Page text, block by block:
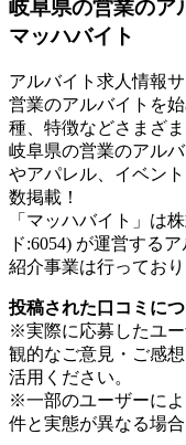
岐阜県の営業のア
マッハバイト
アルバイト求人情報
営業のアルバイトを
種、特徴などさまざ
岐阜県の営業のアル
やアパレル、イベン
数掲載！
「マッハバイト」は
ド:6054) が運営する
紹介事業は行っており
投稿された口コミに
※実際に応募したユ
観的なご意見・ご感
活用ください。
※一部のユーザーに
件と実態が異なる場合